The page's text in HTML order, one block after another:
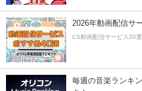
2026年動画配信サ
CS動画配信サービス20選
毎週の音楽ランキ